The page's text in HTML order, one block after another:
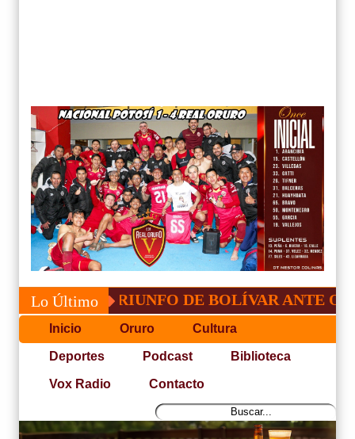
Lo Último
TRIUNFO DE BOLÍVAR ANTE ORIENTE
Inicio Oruro Cultura
Deportes Podcast Biblioteca
Vox Radio Contacto